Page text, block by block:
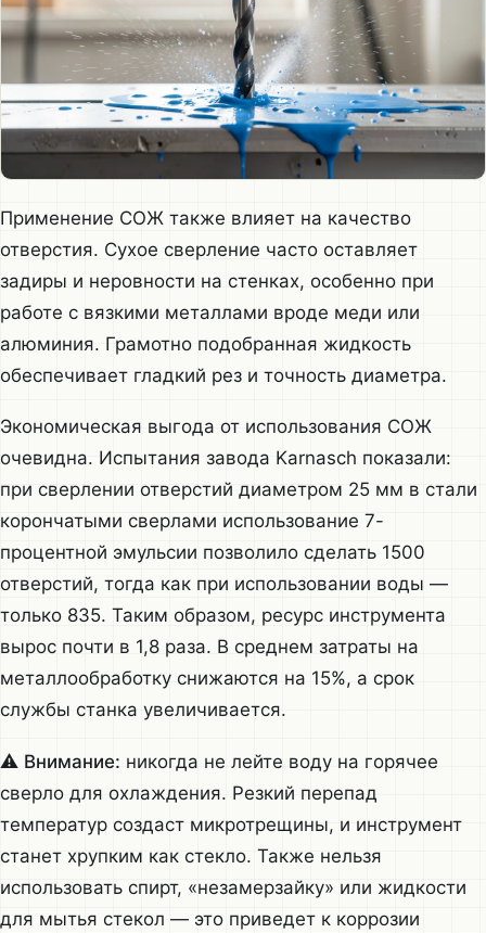
Применение СОЖ также влияет на качество
отверстия. Сухое сверление часто оставляет
задиры и неровности на стенках, особенно при
работе с вязкими металлами вроде меди или
алюминия. Грамотно подобранная жидкость
обеспечивает гладкий рез и точность диаметра.
Экономическая выгода от использования СОЖ
очевидна. Испытания завода Karnasch показали:
при сверлении отверстий диаметром 25 мм в стали
корончатыми сверлами использование 7-
процентной эмульсии позволило сделать 1500
отверстий, тогда как при использовании воды —
только 835. Таким образом, ресурс инструмента
вырос почти в 1,8 раза. В среднем затраты на
металлообработку снижаются на 15%, а срок
службы станка увеличивается.
⚠️ Внимание: никогда не лейте воду на горячее
сверло для охлаждения. Резкий перепад
температур создаст микротрещины, и инструмент
станет хрупким как стекло. Также нельзя
использовать спирт, «незамерзайку» или жидкости
для мытья стекол — это приведет к коррозии